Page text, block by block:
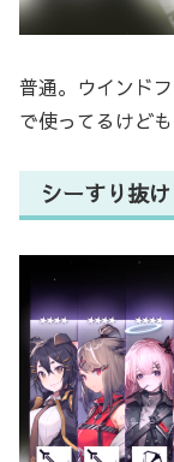
普通。ウインド
で使ってるけども
シーすり抜